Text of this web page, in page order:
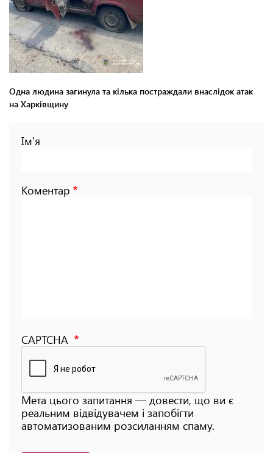
Одна людина загинула та кілька постраждали внаслідок атак
на Харківщину
Ім'я
Коментар
CAPTCHA
Мета цього запитання — довести, що ви є
реальним відвідувачем і запобігти
автоматизованим розсиланням спаму.